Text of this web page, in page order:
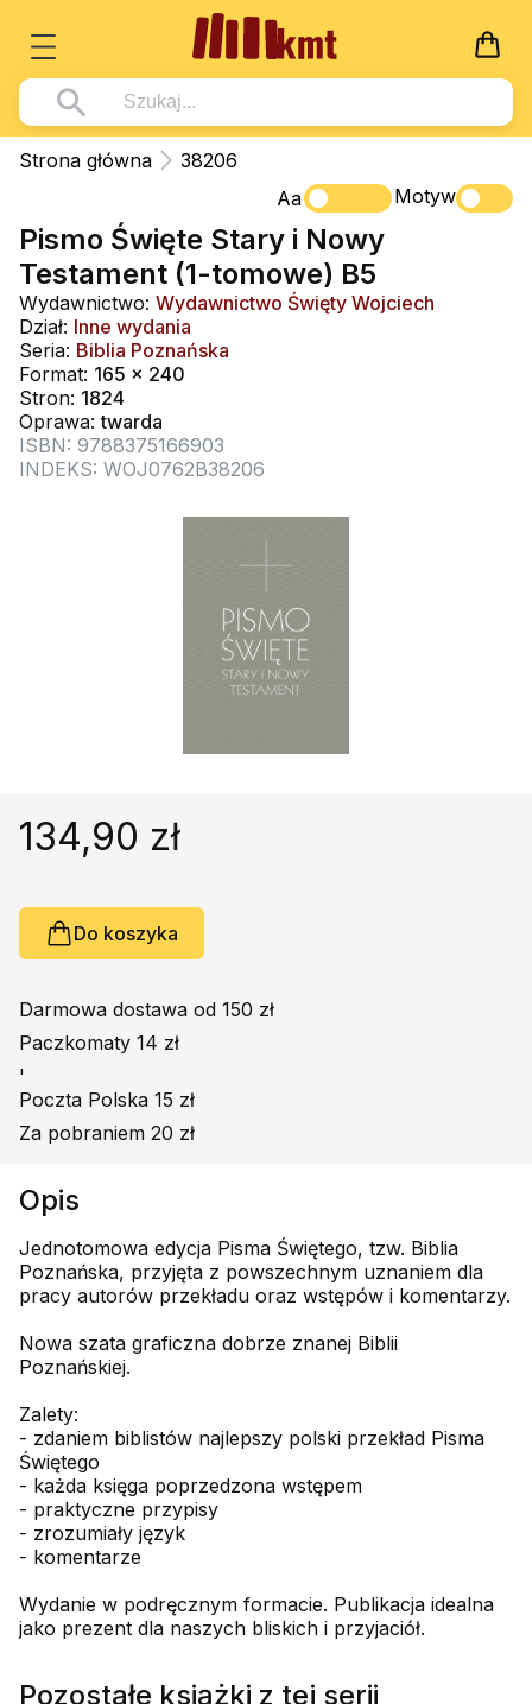
Książki
Wszystko z kategorii - Książki
Pismo Święte
Kościół Katolicki
Duszpasterstwo
Teologia
Życie chrześcijańskie
Duchowość
Promocja
Wszystko z kategorii - Multimedia
DVD
CD-ROM
Muzyka
Rekolekcje i inne na CD
Śpiew i modlitwa
Dla Dzieci
Wszystko z kategorii - Dla Dzieci
Literatura (D)
Płyty, DVD (D)
Podręczniki i pomoce dydaktyczne
Podręczniki
Wszystko z kategorii - Podręczniki
Podręczniki i pomoce dydaktyczne
Zabawa i Nauka
Nowości
Zaloguj się
Strona główna
38206
Aa
Motyw
Pismo Święte Stary i Nowy
Testament (1-tomowe) B5
Wydawnictwo: Wydawnictwo Święty Wojciech
Dział: Inne wydania
Seria: Biblia Poznańska
Format: 165 x 240
Stron: 1824
Oprawa:twarda
ISBN: 9788375166903
INDEKS: WOJ0762B38206
134,90 zł
Do koszyka
Darmowa dostawa od 150 zł
Paczkomaty 14 zł
'
Poczta Polska 15 zł
Za pobraniem 20 zł
Opis
Jednotomowa edycja Pisma Świętego, tzw. Biblia
Poznańska, przyjęta z powszechnym uznaniem dla
pracy autorów przekładu oraz wstępów i komentarzy.
Nowa szata graficzna dobrze znanej Biblii
Poznańskiej.
Zalety:
- zdaniem biblistów najlepszy polski przekład Pisma
Świętego
- każda księga poprzedzona wstępem
- praktyczne przypisy
- zrozumiały język
- komentarze
Wydanie w podręcznym formacie. Publikacja idealna
jako prezent dla naszych bliskich i przyjaciół.
Pozostałe książki z tej serii